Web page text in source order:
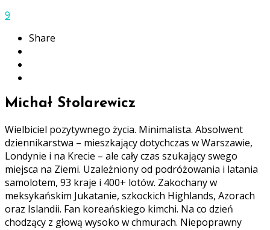
9
Share
Michał Stolarewicz
Wielbiciel pozytywnego życia. Minimalista. Absolwent
dziennikarstwa – mieszkający dotychczas w Warszawie,
Londynie i na Krecie – ale cały czas szukający swego
miejsca na Ziemi. Uzależniony od podróżowania i latania
samolotem, 93 kraje i 400+ lotów. Zakochany w
meksykańskim Jukatanie, szkockich Highlands, Azorach
oraz Islandii. Fan koreańskiego kimchi. Na co dzień
chodzący z głową wysoko w chmurach. Niepoprawny